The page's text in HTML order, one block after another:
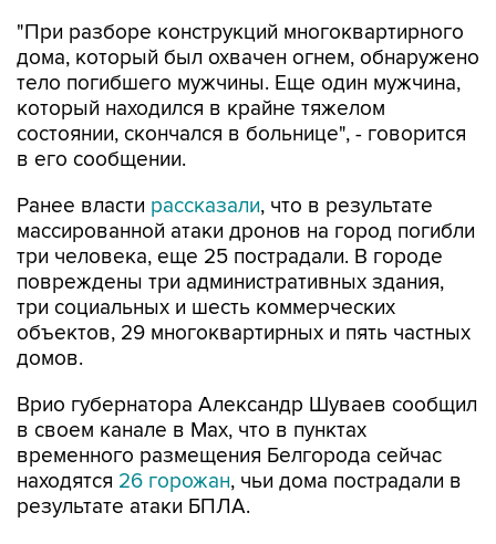
тело погибшего мужчины. Еще один мужчина,
который находился в крайне тяжелом
состоянии, скончался в больнице", - говорится
в его сообщении.
Ранее властирассказали
три человека, еще 25 пострадали. В городе
повреждены три административных здания,
три социальных и шесть коммерческих
объектов, 29 многоквартирных и пять частных
домов.
Врио губернатора Александр Шуваев сообщил
временного размещения Белгорода сейчас
находятся26 горожан, чьи дома пострадали в
результате атаки БПЛА.
По его данным с утра в городе начался